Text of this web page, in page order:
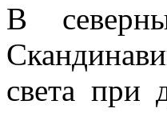
В
света при